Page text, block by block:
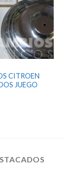
CITROEN
JUEGO